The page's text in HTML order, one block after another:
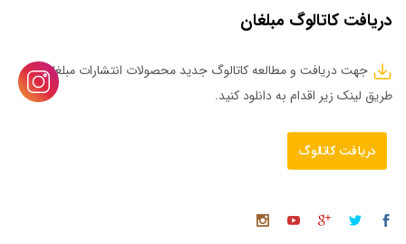
دریافت کاتالوگ مبلغان
جهت دریافت و مطالعه کاتالوگ جدید محصولات انتشارات مبلغان از
طریق لینک زیر اقدام به دانلود کنید.
دریافت کاتالوگ